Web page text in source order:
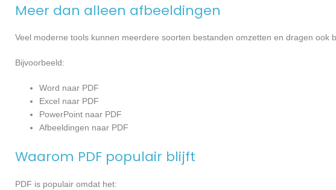
Meer dan alleen afbeeldingen
Veel moderne tools kunnen meerdere soorten bestanden omzetten en dragen ook
Bijvoorbeeld:
Word naar PDF
Excel naar PDF
PowerPoint naar PDF
Afbeeldingen naar PDF
Waarom PDF populair blijft
PDF is populair omdat het: